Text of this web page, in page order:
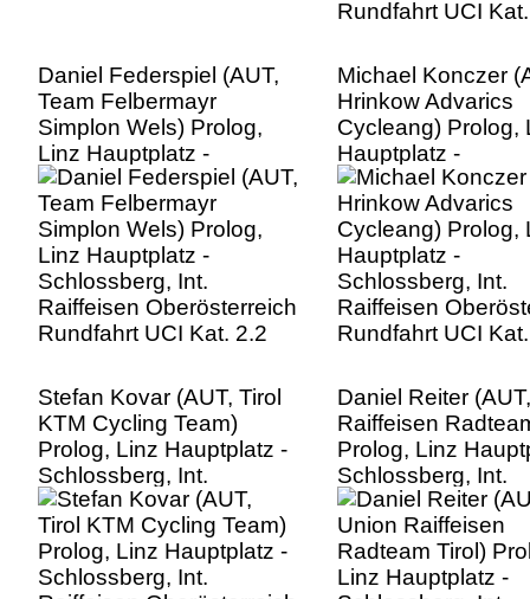
Daniel Federspiel (AUT,
Team Felbermayr
Simplon Wels) Prolog,
Linz Hauptplatz -
Schlossberg, Int.
Raiffeisen Oberösterreich
Rundfahrt UCI Kat. 2.2
Michael Konczer
Hrinkow Advarics
Cycleang) Prolog,
Hauptplatz -
Schlossberg, Int.
Raiffeisen
Rundfahrt UCI
Stefan Kovar (AUT, Tirol
KTM Cycling Team)
Prolog, Linz Hauptplatz -
Schlossberg, Int.
Raiffeisen Oberösterreich
Rundfahrt UCI Kat. 2.2
Daniel Reiter
Raiffeisen
Prolog, Linz
Schlossberg, Int.
Raiffeisen
Rundfahrt UCI